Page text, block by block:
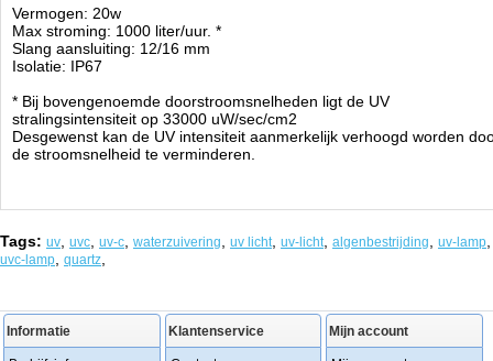
Vermogen: 20w
Max stroming: 1000 liter/uur. *
Slang aansluiting: 12/16 mm
Isolatie: IP67
* Bij bovengenoemde doorstroomsnelheden ligt de UV
stralingsintensiteit op 33000 uW/sec/cm2
Desgewenst kan de UV intensiteit aanmerkelijk verhoogd worden
de stroomsnelheid te verminderen.
Tags: uv uvc uv-c waterzuivering uv licht uv-licht algenbestrijding uv-lamp
uvc-lamp quartz
Informatie Klantenservice Mijn account